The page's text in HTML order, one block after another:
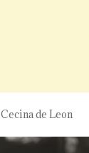
Cecina de Leon